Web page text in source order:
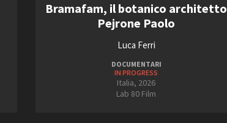
Bramafam, il botanico architetto
Pejrone Paolo
Luca Ferri
DOCUMENTARI
IN PROGRESS
Italia, 2026
Lab 80 Film